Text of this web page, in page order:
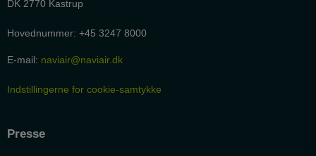
DK 2770 Kastrup
Hovednummer: +45 3247 8000
E-mail: naviair@naviair.dk
Indstillingerne for cookie-samtykke
Presse